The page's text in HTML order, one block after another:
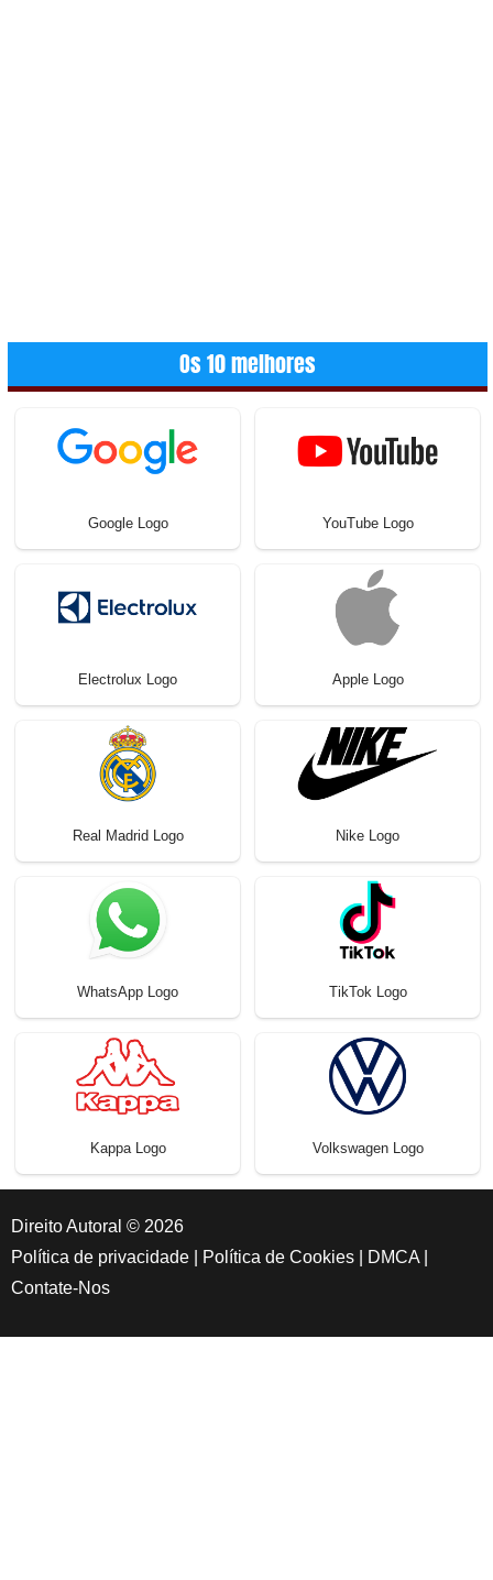
Os 10 melhores
Google Logo YouTube Logo
Electrolux Logo Apple Logo
Real Madrid Logo Nike Logo
WhatsApp Logo TikTok Logo
Kappa Logo Volkswagen Logo
Direito Autoral © 2026
Política de privacidade
Política de Cookies DMCA
Contate-Nos